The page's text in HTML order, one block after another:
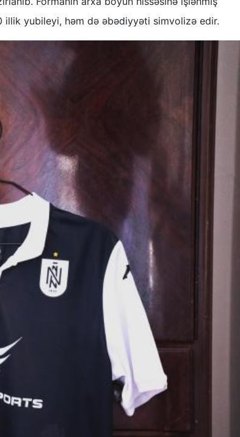
yubileyi, həm də əbədiyyəti simvolizə edir.